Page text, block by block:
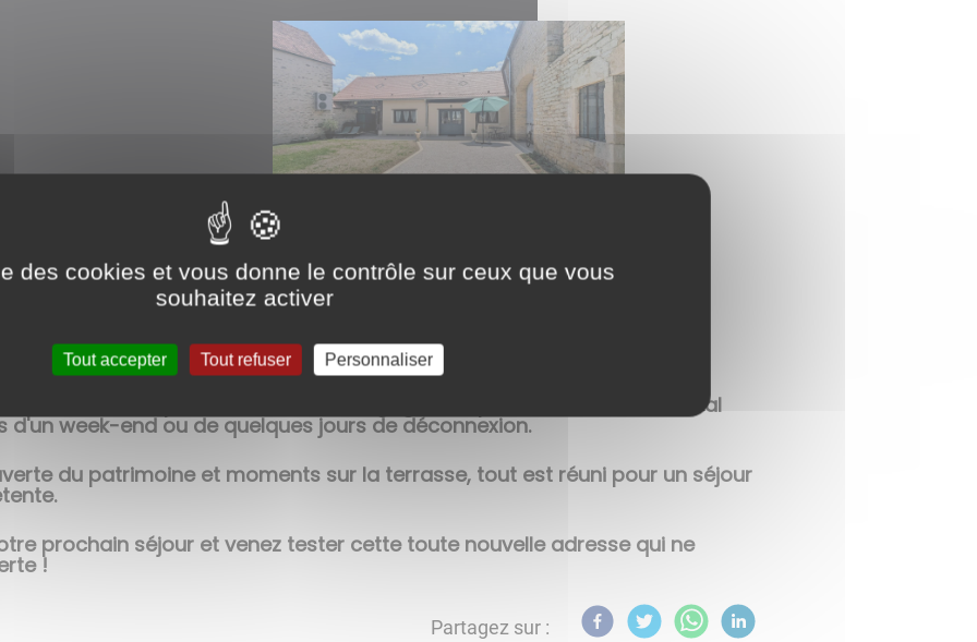
calme, à deux pas du Canal de Bourgogne, ce petit nid douillet est idéal
d'un week-end ou de quelques jours de déconnexion.
du patrimoine et moments sur la terrasse, tout est réuni pour un séjour
prochain séjour et venez tester cette toute nouvelle adresse qui ne
!
Partagez sur :
des cookies et vous donne le contrôle sur ceux que vous
souhaitez activer
Tout accepter Tout refuser Personnaliser